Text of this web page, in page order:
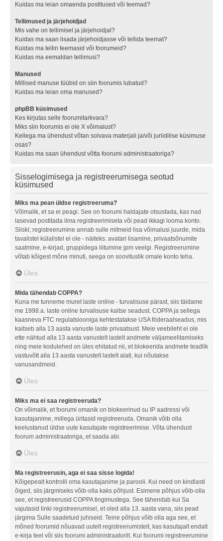
Kuidas ma leian omaenda postitused või teemad?
Tellimused ja järjehoidjad
Mis vahe on tellimisel ja järjehoidjal?
Kuidas ma saan lisada järjehoidjasse või tellida teemat?
Kuidas ma tellin teemasid või foorumeid?
Kuidas ma eemaldan tellimusi?
Manused
Millised manuse tüübid on siin foorumis lubatud?
Kuidas ma leian oma manused?
phpBB küsimused
Kes kirjutas selle foorumitarkvara?
Miks siin foorumis ei ole X võimalust?
Kellega ma ühendust võtan solvava materjali ja/või juriidilise küsimuse
osas?
Kuidas ma saan ühendust võtta foorumi administraatoriga?
Sisselogimisega ja registreerumisega seotud
küsimused
Miks ma pean üldse registreeruma?
Võimalik, et sa ei peagi. See on foorumi haldajate otsustada, kas nad
lasevad postitada ilma registreerimiseta või pead ikkagi looma konto.
Siiski; registreerumine annab sulle mitmeid lisa võimalusi juurde, mida
tavalistel külalistel ei ole - näiteks: avatari lisamine, privaatsõnumite
saatmine, e-kirjad, gruppidega liitumine jpm veelgi. Registreerumine
võtab kõigest mõne minuti, seega on soovituslik omale konto teha.
Üles
Mida tähendab COPPA?
Kuna me tunneme muret laste online - turvalisuse pärast, siis täidame
me 1998.a. laste online turvalisuse kaitse seadust. COPPA ja sellega
kaasneva FTC regulatsiooniga kehtestatakse USA föderaalseadus, mis
kaitseb alla 13 aasta vanuste laste privaatsust. Meie veebileht ei ole
ette nähtud alla 13 aasta vanustelt lastelt andmete väljameelitamiseks
ning meie kodulehed on üles ehitatud nii, et blokeerida andmete teadlik
vastuvõtt alla 13 aasta vanustelt lastelt alati, kui nõutakse
vanusandmeid.
Üles
Miks ma ei saa registreeruda?
On võimalik, et foorumi omanik on blokeerinud su IP aadressi või
kasutajanime, millega üritasid registreeruda. Omanik võib olla
keelustanud üldse uute kasutajate registreerimise. Võta ühendust
foorum administraatoriga, et saada abi.
Üles
Ma registreerusin, aga ei saa sisse logida!
Kõigepealt kontrolli oma kasutajanime ja parooli. Kui need on kindlasti
õiged, siis järgmiseks võib-olla kaks põhjust. Esimene põhjus võib-olla
see, et registreerusid COPPA tingimustega. See tähendab kui Sa
vajutasid linki registreerumisel, et oled alla 13. aasta vana, siis pead
järgima Sulle saadetuid juhiseid. Teine põhjus võib olla aga see, et
mõned foorumid nõuavad uutelt registreerumistelt, kas kasutajalt endalt
e-kirja teel või siis foorumi administraatorilt. Kui foorumi registreerumine